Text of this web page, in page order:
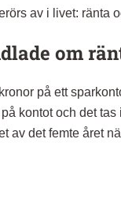
av i livet: ränta
om
på ett
kontot och det
av det femte året